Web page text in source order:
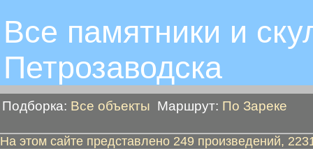
Все памятники и
Петрозаводскa
Подборка: Все объекты Маршрут: По Зареке
На этом сайте представлено 249 произведений,